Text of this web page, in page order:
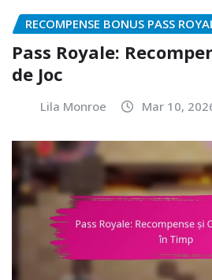
RECOMPENSE BONUS PASS
Pass Royale:
de Joc
Lila Monroe Mar 10,